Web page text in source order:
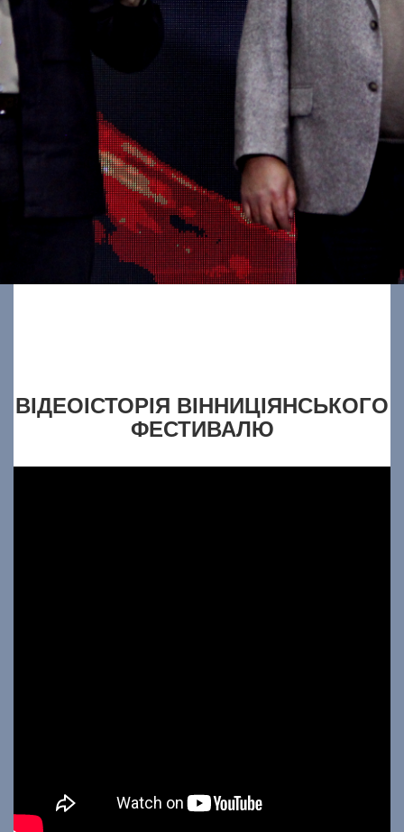
ВІДЕОІСТОРІЯ ВІННИЦІЯНСЬКОГО
ФЕСТИВАЛЮ